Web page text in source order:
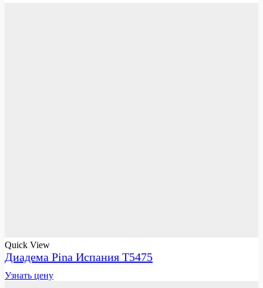
Quick View
Диадема Pina Испания T5475
Узнать цену